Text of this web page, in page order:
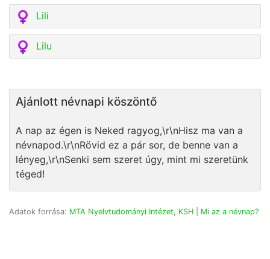
Lili
Lilu
Ajánlott névnapi köszöntő
A nap az égen is Neked ragyog,\r\nHisz ma van a
névnapod.\r\nRövid ez a pár sor, de benne van a
lényeg,\r\nSenki sem szeret úgy, mint mi szeretünk
téged!
Adatok forrása: MTA Nyelvtudományi Intézet, KSH Mi az a névnap?